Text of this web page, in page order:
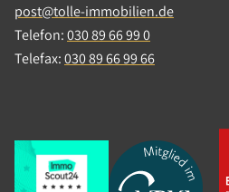
post@tolle-immobilien.de
Telefon:030 89 66 99 0
Telefax:030 89 66 99 66